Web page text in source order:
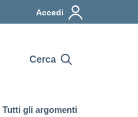
Accedi
Cerca
Tutti gli argomenti